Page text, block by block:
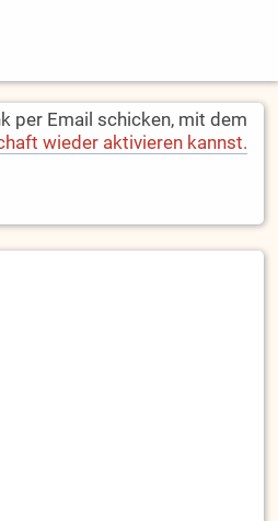
per Email schicken, mit dem
wieder aktivieren kannst.